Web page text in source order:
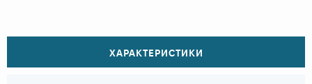
ХАРАКТЕРИСТИКИ